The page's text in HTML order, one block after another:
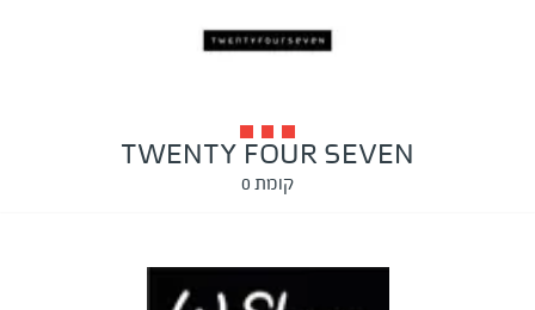
TWENTY FOUR SEVEN
קומת 0